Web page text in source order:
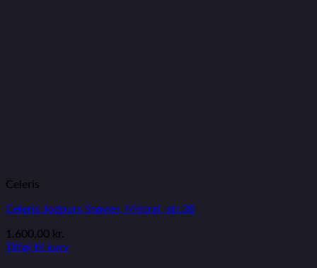
Celeris
Celeris Jodpurs Støvler, Mistral, str.38
1.600,00 kr.
Tilføj til kurv